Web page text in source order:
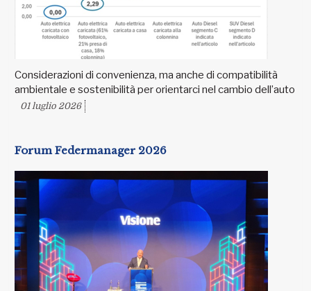
Considerazioni di convenienza, ma anche di compatibilità
ambientale e sostenibilità per orientarci nel cambio dell’auto
01 luglio 2026
Forum Federmanager 2026